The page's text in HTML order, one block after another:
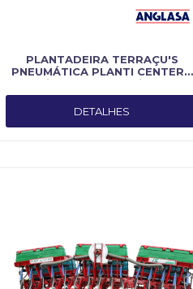
PLANTADEIRA TERRAÇU'S
PNEUMÁTICA PLANTI CENTER -
Fabricado por Planti Center
DETALHES